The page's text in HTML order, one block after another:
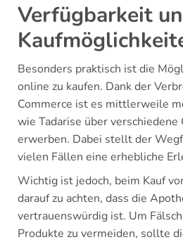
Verfügbarkeit
Besonders praktisch ist die
online zu kaufen. Dank der
Commerce ist es mittlerweile
wie Tadarise über
erwerben. Dabei stellt der
vielen Fällen eine erhebliche
Wichtig ist jedoch, beim Kauf
darauf zu achten, dass die
vertrauenswürdig ist. Um
Produkte zu vermeiden, sollte